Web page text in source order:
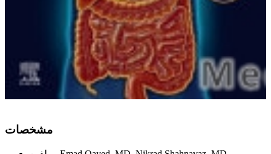
ﻣﺸﺨﺼﺎﺕ